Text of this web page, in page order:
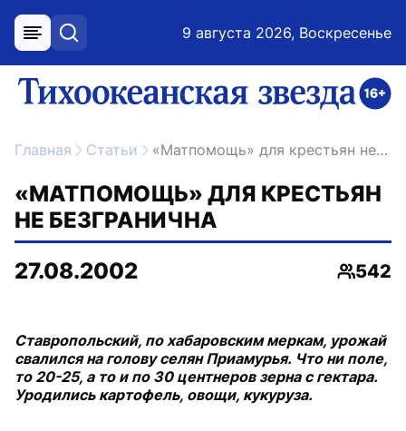
меню поиск 9 августа 2026, Воскресенье
ссылка на главную
Главная Статьи «Матпомощь» для крестьян не безгранична
«МАТПОМОЩЬ» ДЛЯ КРЕСТЬЯН
НЕ БЕЗГРАНИЧНА
27.08.2002
542
Ставропольский, по хабаровским меркам, урожай
свалился на голову селян Приамурья. Что ни поле,
то 20-25, а то и по 30 центнеров зерна с гектара.
Уродились картофель, овощи, кукуруза.